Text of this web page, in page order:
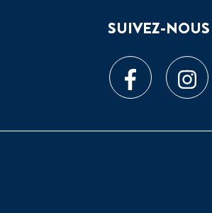
SUIVEZ-NOUS